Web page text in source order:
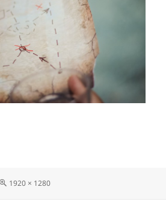
Taille
1920 × 1280